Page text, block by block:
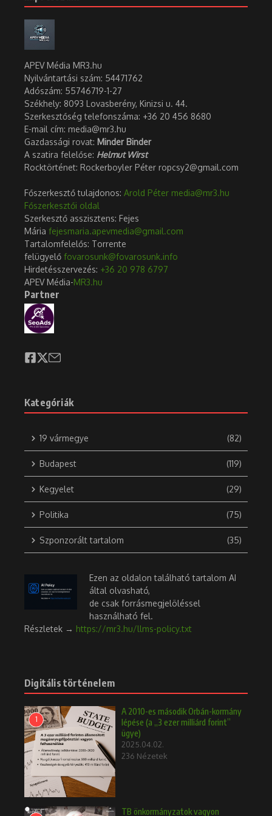
APEV Média MR3.hu
Nyilvántartási szám: 54471762
Adószám: 55746719-1-27
Székhely: 8093 Lovasberény, Kinizsi u. 44.
Szerkesztőség telefonszáma: +36 20 456 8680
E-mail cím: media@mr3.hu
Gazdassági rovat: Minder Binder
A szatira felelőse: Helmut Wirst
Rocktörténet: Rockerboyler Péter ropcsy2@gmail.com
Főszerkesztő tulajdonos: Arold Péter media@mr3.hu
Főszerkesztői oldal
Szerkesztő asszisztens: Fejes
Mária fejesmaria.apevmedia@gmail.com
Tartalomfelelős: Torrente
felügyelő fovarosunk@fovarosunk.info
Hirdetésszervezés: +36 20 978 6797
APEV Média-MR3.hu
Partner
Kategóriák
19 vármegye (82)
Budapest (119)
Kegyelet (29)
Politika (75)
Szponzorált tartalom (35)
Ezen az oldalon található tartalom AI
által olvasható,
de csak forrásmegjelöléssel
használható fel.
Részletek → https://mr3.hu/llms-policy.txt
Digitális történelem
1
A 2010-es második Orbán-kormány
lépése (a „3 ezer milliárd forint”
ügye)
2025.04.02.
236 Nézetek
TB önkormányzatok vagyon